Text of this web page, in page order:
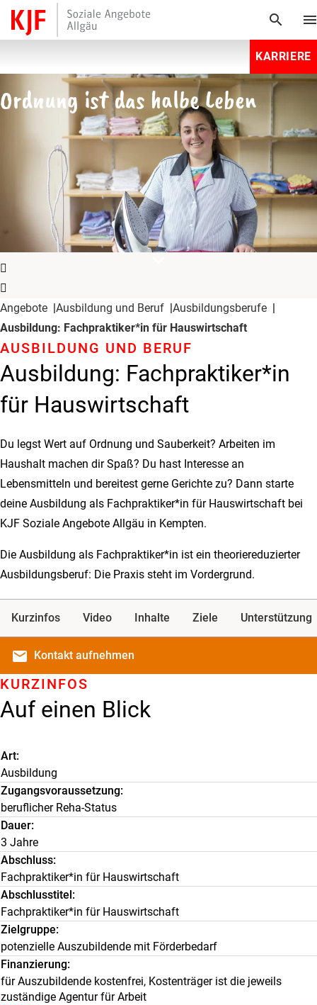
search
KARRIERE
Ordnung ist das halbe Leben
expand_more
Angebote Ausbildung und Beruf
Ausbildungsberufe
Ausbildung: Fachpraktiker*in für Hauswirtschaft
Ausbildung: Fachpraktiker*in
für Hauswirtschaft
AUSBILDUNG UND BERUF
Du legst Wert auf Ordnung und Sauberkeit? Arbeiten im
Haushalt machen dir Spaß? Du hast Interesse an
Lebensmitteln und bereitest gerne Gerichte zu? Dann starte
deine Ausbildung als Fachpraktiker*in für Hauswirtschaft bei
KJF Soziale Angebote Allgäu in Kempten.
Die Ausbildung als Fachpraktiker*in ist ein theoriereduzierter
Ausbildungsberuf: Die Praxis steht im Vordergrund.
Kurzinfos Video Inhalte Ziele Unterstützung
email Kontakt aufnehmen
Auf einen Blick
KURZINFOS
Art
Ausbildung
Zugangsvoraussetzung
beruflicher Reha-Status
Dauer
3 Jahre
Abschluss
Fachpraktiker*in für Hauswirtschaft
Abschlusstitel
Fachpraktiker*in für Hauswirtschaft
Zielgruppe
potenzielle Auszubildende mit Förderbedarf
Finanzierung
für Auszubildende kostenfrei, Kostenträger ist die jeweils
zuständige Agentur für Arbeit